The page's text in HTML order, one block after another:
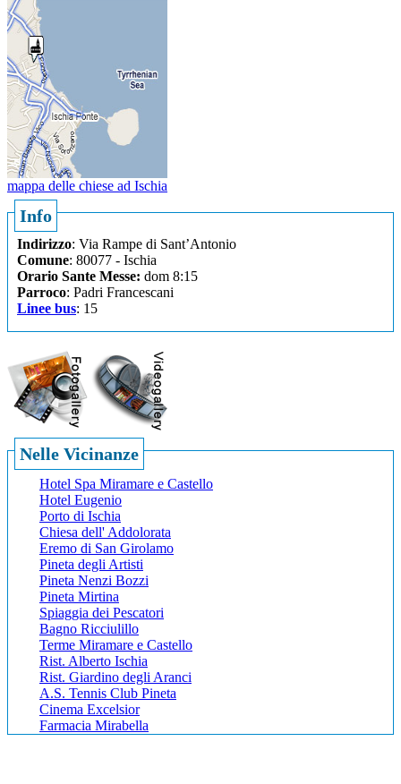
mappa delle chiese ad Ischia
Info
Indirizzo: Via Rampe di Sant’Antonio
Comune: 80077 - Ischia
Orario Sante Messe: dom 8:15
Parroco: Padri Francescani
Linee bus: 15
Nelle Vicinanze
Hotel Spa Miramare e Castello
Hotel Eugenio
Porto di Ischia
Chiesa dell' Addolorata
Eremo di San Girolamo
Pineta degli Artisti
Pineta Nenzi Bozzi
Pineta Mirtina
Spiaggia dei Pescatori
Bagno Ricciulillo
Terme Miramare e Castello
Rist. Alberto Ischia
Rist. Giardino degli Aranci
A.S. Tennis Club Pineta
Cinema Excelsior
Farmacia Mirabella